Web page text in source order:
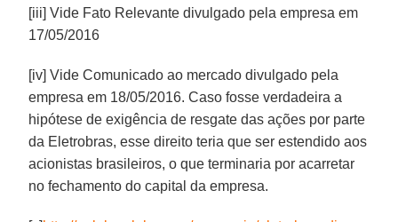
[iii] Vide Fato Relevante divulgado pela empresa em
17/05/2016
[iv] Vide Comunicado ao mercado divulgado pela
empresa em 18/05/2016. Caso fosse verdadeira a
hipótese de exigência de resgate das ações por parte
da Eletrobras, esse direito teria que ser estendido aos
acionistas brasileiros, o que terminaria por acarretar
no fechamento do capital da empresa.